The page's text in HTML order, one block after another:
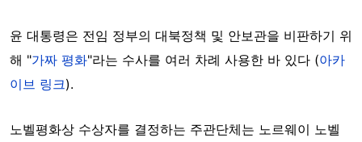
윤 대통령은 전임 정부의 대북정책 및 안보관을 비판하기 위
해 "가짜 평화"라는 수사를 여러 차례 사용한 바 있다 (아카
이브 링크).
노벨평화상 수상자를 결정하는 주관단체는 노르웨이 노벨